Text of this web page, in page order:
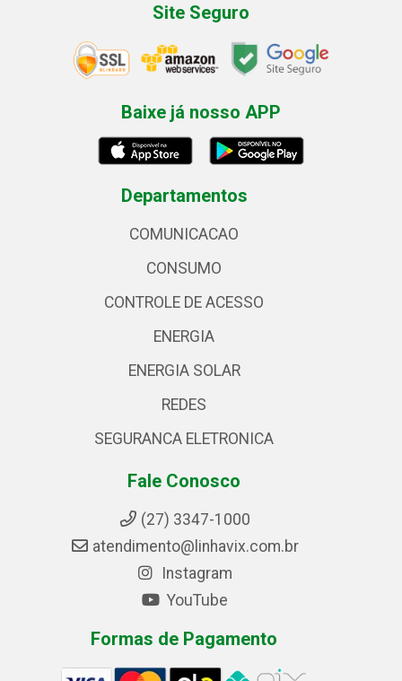
Site Seguro
Baixe já nosso APP
Departamentos
COMUNICACAO
CONSUMO
CONTROLE DE ACESSO
ENERGIA
ENERGIA SOLAR
REDES
SEGURANCA ELETRONICA
Fale Conosco
(27) 3347-1000
atendimento@linhavix.com.br
Instagram
YouTube
Formas de Pagamento